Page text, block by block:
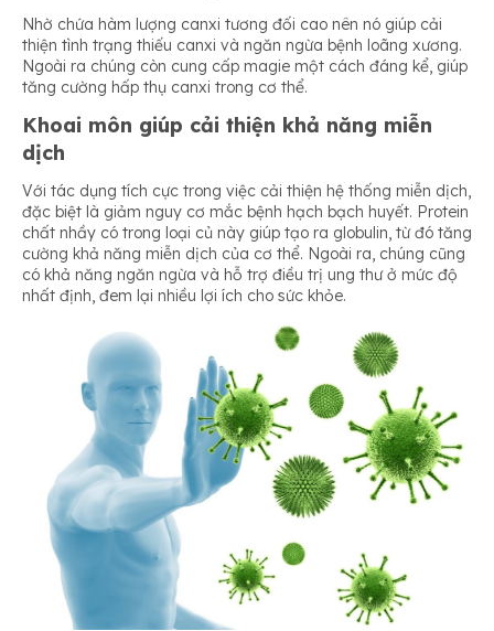
Nhờ chứa hàm lượng canxi tương đối cao nên nó giúp cải
thiện tình trạng thiếu canxi và ngăn ngừa bệnh loãng xương.
Ngoài ra chúng còn cung cấp magie một cách đáng kể, giúp
tăng cường hấp thụ canxi trong cơ thể.
Khoai môn giúp cải thiện khả năng miễn
dịch
Với tác dụng tích cực trong việc cải thiện hệ thống miễn dịch,
đặc biệt là giảm nguy cơ mắc bệnh hạch bạch huyết. Protein
chất nhầy có trong loại củ này giúp tạo ra globulin, từ đó tăng
cường khả năng miễn dịch của cơ thể. Ngoài ra, chúng cũng
có khả năng ngăn ngừa và hỗ trợ điều trị ung thư ở mức độ
nhất định, đem lại nhiều lợi ích cho sức khỏe.